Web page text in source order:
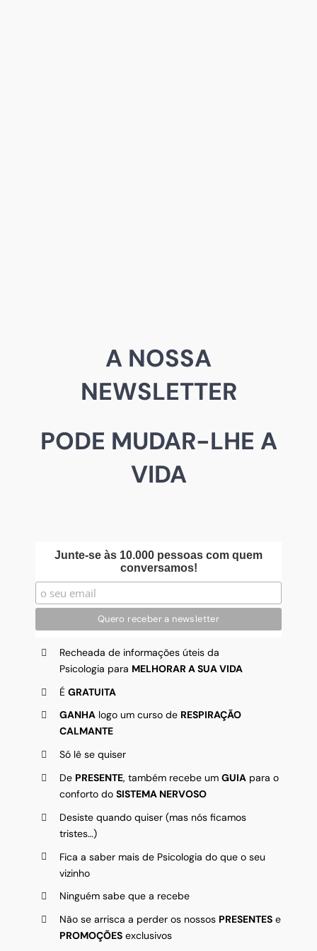
A NOSSA
NEWSLETTER
PODE MUDAR-LHE A
VIDA
Junte-se às 10.000 pessoas com quem
conversamos!
Recheada de informações úteis da
Psicologia para MELHORAR A SUA VIDA
É GRATUITA
GANHAlogo um curso de RESPIRAÇÃO
CALMANTE
Só lê se quiser
De PRESENTE, também recebe um GUIApara o
conforto do SISTEMA NERVOSO
Desiste quando quiser (mas nós ficamos
tristes…)
Fica a saber mais de Psicologia do que o seu
vizinho
Ninguém sabe que a recebe
Não se arrisca a perder os nossos PRESENTESe
PROMOÇÕESexclusivos